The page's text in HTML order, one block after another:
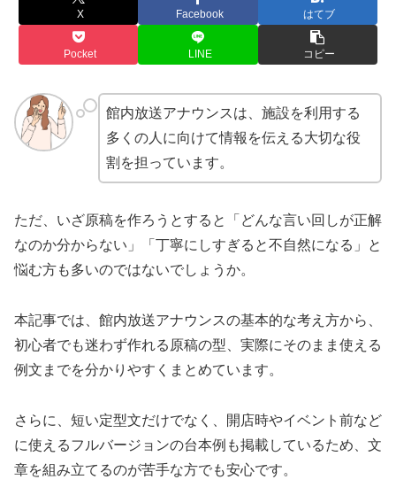
X Facebook はてブ
Pocket LINE コピー
館内放送アナウンスは、施設を利用する
多くの人に向けて情報を伝える大切な役
割を担っています。
ただ、いざ原稿を作ろうとすると「どんな言い回しが正解
なのか分からない」「丁寧にしすぎると不自然になる」と
悩む方も多いのではないでしょうか。
本記事では、館内放送アナウンスの基本的な考え方から、
初心者でも迷わず作れる原稿の型、実際にそのまま使える
例文までを分かりやすくまとめています。
さらに、短い定型文だけでなく、開店時やイベント前など
に使えるフルバージョンの台本例も掲載しているため、文
章を組み立てるのが苦手な方でも安心です。